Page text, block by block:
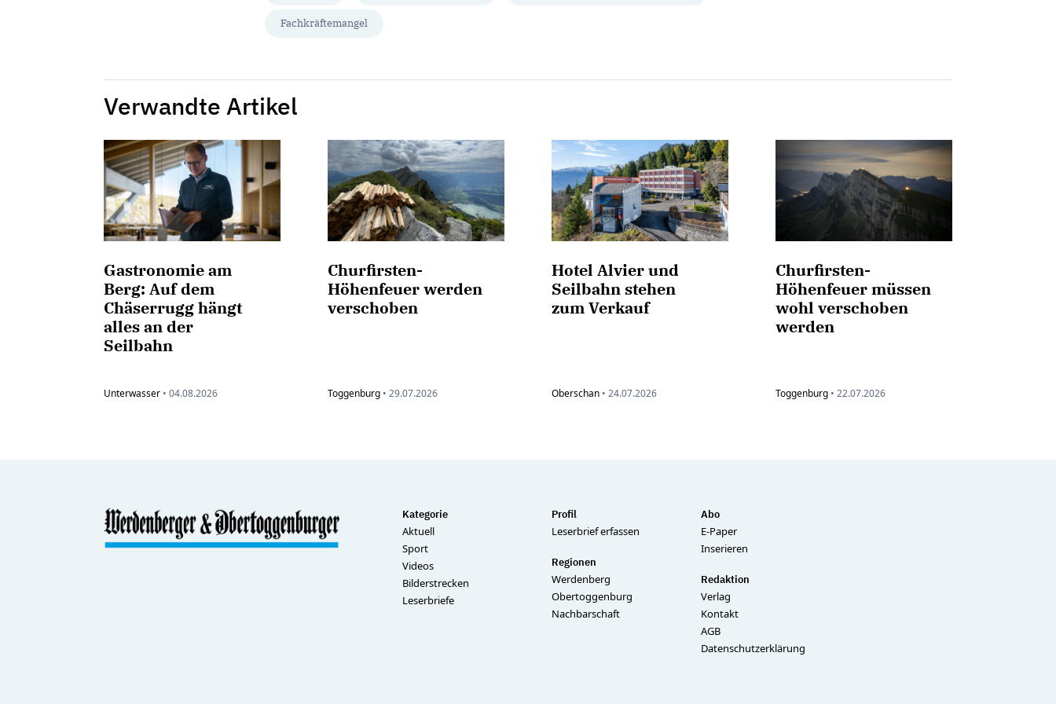
Fachkräftemangel
Verwandte Artikel
Gastronomie am
Berg: Auf dem
Chäserrugg hängt
alles an der
Seilbahn
Unterwasser • 04.08.2026
Churfirsten-
Höhenfeuer werden
verschoben
Toggenburg • 29.07.2026
Hotel Alvier und
Seilbahn stehen
zum Verkauf
Oberschan • 24.07.2026
Churfirsten-
Höhenfeuer müssen
wohl verschoben
werden
Toggenburg • 22.07.2026
Kategorie
Aktuell
Sport
Videos
Bilderstrecken
Leserbriefe
Profil
Leserbrief erfassen
Regionen
Werdenberg
Obertoggenburg
Nachbarschaft
Abo
E-Paper
Inserieren
Redaktion
Verlag
Kontakt
AGB
Datenschutzerklärung